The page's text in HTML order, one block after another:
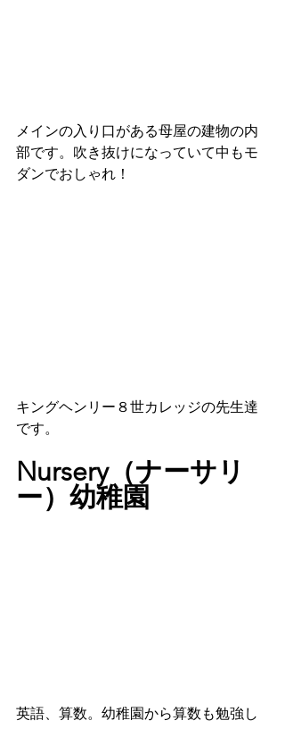
メインの入り口がある母屋の建物の内
部です。吹き抜けになっていて中もモ
ダンでおしゃれ！
キングヘンリー８世カレッジの先生達
です。
Nursery（ナーサリ
ー）幼稚園
英語、算数。幼稚園から算数も勉強し